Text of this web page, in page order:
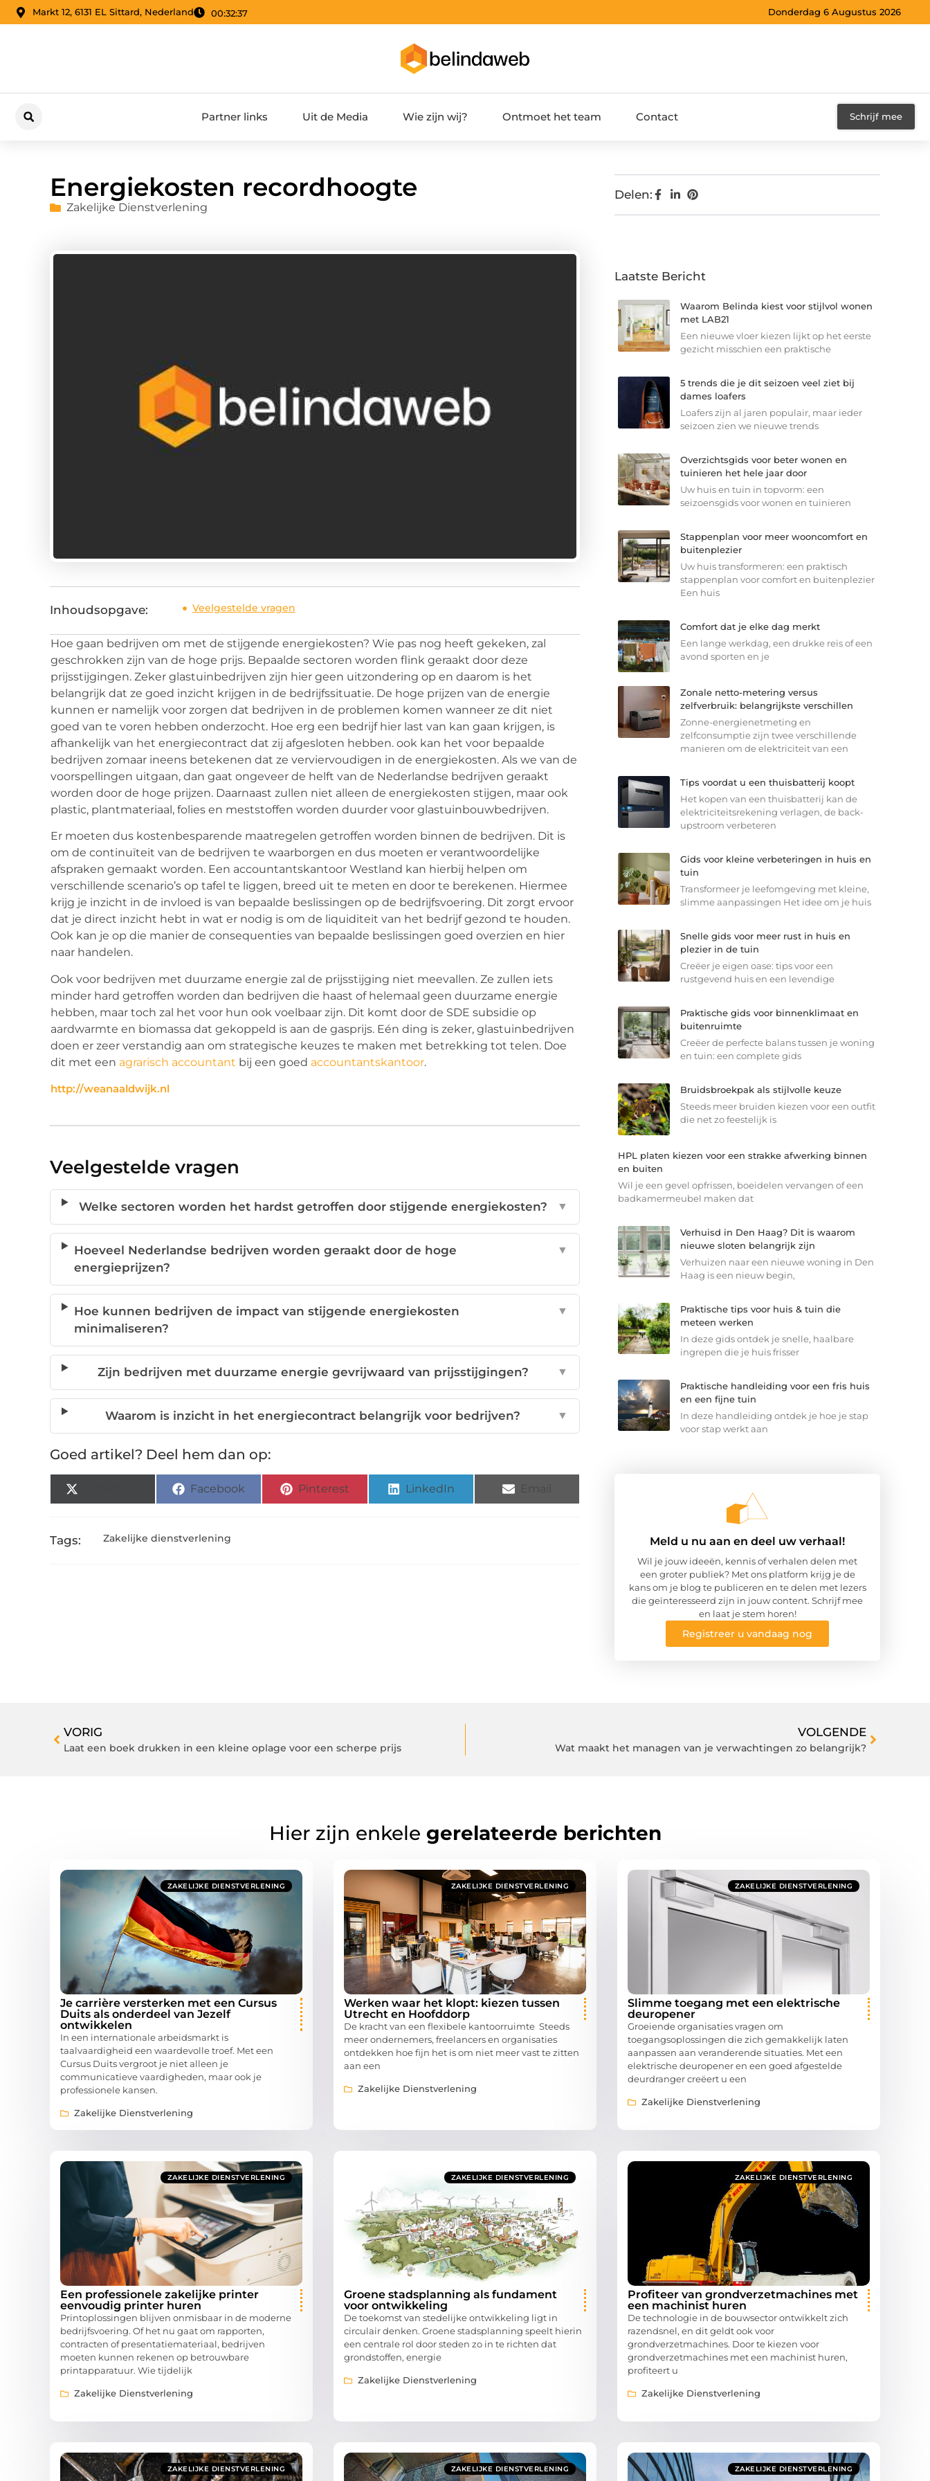
Markt 12, 6131 EL Sittard, Nederland 00:32:38 Donderdag 6 Augustus 2026
Partner links Uit de Media Wie zijn wij? Ontmoet het team Contact Schrijf mee
Energiekosten recordhoogte
Zakelijke Dienstverlening
Inhoudsopgave: Veelgestelde vragen
Hoe gaan bedrijven om met de stijgende energiekosten? Wie pas nog heeft gekeken, zal
geschrokken zijn van de hoge prijs. Bepaalde sectoren worden flink geraakt door deze
prijsstijgingen. Zeker glastuinbedrijven zijn hier geen uitzondering op en daarom is het
belangrijk dat ze goed inzicht krijgen in de bedrijfssituatie. De hoge prijzen van de energie
kunnen er namelijk voor zorgen dat bedrijven in de problemen komen wanneer ze dit niet
goed van te voren hebben onderzocht. Hoe erg een bedrijf hier last van kan gaan krijgen, is
afhankelijk van het energiecontract dat zij afgesloten hebben. ook kan het voor bepaalde
bedrijven zomaar ineens betekenen dat ze verviervoudigen in de energiekosten. Als we van de
voorspellingen uitgaan, dan gaat ongeveer de helft van de Nederlandse bedrijven geraakt
worden door de hoge prijzen. Daarnaast zullen niet alleen de energiekosten stijgen, maar ook
plastic, plantmateriaal, folies en meststoffen worden duurder voor glastuinbouwbedrijven.
Er moeten dus kostenbesparende maatregelen getroffen worden binnen de bedrijven. Dit is
om de continuïteit van de bedrijven te waarborgen en dus moeten er verantwoordelijke
afspraken gemaakt worden. Een accountantskantoor Westland kan hierbij helpen om
verschillende scenario’s op tafel te liggen, breed uit te meten en door te berekenen. Hiermee
krijg je inzicht in de invloed is van bepaalde beslissingen op de bedrijfsvoering. Dit zorgt ervoor
dat je direct inzicht hebt in wat er nodig is om de liquiditeit van het bedrijf gezond te houden.
Ook kan je op die manier de consequenties van bepaalde beslissingen goed overzien en hier
naar handelen.
Ook voor bedrijven met duurzame energie zal de prijsstijging niet meevallen. Ze zullen iets
minder hard getroffen worden dan bedrijven die haast of helemaal geen duurzame energie
hebben, maar toch zal het voor hun ook voelbaar zijn. Dit komt door de SDE subsidie op
aardwarmte en biomassa dat gekoppeld is aan de gasprijs. Eén ding is zeker, glastuinbedrijven
doen er zeer verstandig aan om strategische keuzes te maken met betrekking tot telen. Doe
dit met een agrarisch accountant bij een goed accountantskantoor.
http://weanaaldwijk.nl
Veelgestelde vragen
Welke sectoren worden het hardst getroffen door stijgende energiekosten? ▼
Hoeveel Nederlandse bedrijven worden geraakt door de hoge
energieprijzen?
▼
Hoe kunnen bedrijven de impact van stijgende energiekosten
minimaliseren?
▼
Zijn bedrijven met duurzame energie gevrijwaard van prijsstijgingen? ▼
Waarom is inzicht in het energiecontract belangrijk voor bedrijven? ▼
Goed artikel? Deel hem dan op:
Facebook Pinterest LinkedIn
Tags: Zakelijke dienstverlening
Delen:
Laatste Bericht
Waarom Belinda kiest voor stijlvol wonen
met LAB21
Een nieuwe vloer kiezen lijkt op het eerste
gezicht misschien een praktische
5 trends die je dit seizoen veel ziet bij
dames loafers
Loafers zijn al jaren populair, maar ieder
seizoen zien we nieuwe trends
Overzichtsgids voor beter wonen en
tuinieren het hele jaar door
Uw huis en tuin in topvorm: een
seizoensgids voor wonen en tuinieren
Stappenplan voor meer wooncomfort en
buitenplezier
Uw huis transformeren: een praktisch
stappenplan voor comfort en buitenplezier
Een huis
Comfort dat je elke dag merkt
Een lange werkdag, een drukke reis of een
avond sporten en je
Zonale netto-metering versus
zelfverbruik: belangrijkste verschillen
Zonne-energienetmeting en
zelfconsumptie zijn twee verschillende
manieren om de elektriciteit van een
Tips voordat u een thuisbatterij koopt
Het kopen van een thuisbatterij kan de
elektriciteitsrekening verlagen, de back-
upstroom verbeteren
Gids voor kleine verbeteringen in huis en
tuin
Transformeer je leefomgeving met kleine,
slimme aanpassingen Het idee om je huis
Snelle gids voor meer rust in huis en
plezier in de tuin
Creëer je eigen oase: tips voor een
rustgevend huis en een levendige
Praktische gids voor binnenklimaat en
buitenruimte
Creëer de perfecte balans tussen je woning
en tuin: een complete gids
Bruidsbroekpak als stijlvolle keuze
Steeds meer bruiden kiezen voor een outfit
die net zo feestelijk is
HPL platen kiezen voor een strakke afwerking binnen
en buiten
Wil je een gevel opfrissen, boeidelen vervangen of een
badkamermeubel maken dat
Verhuisd in Den Haag? Dit is waarom
nieuwe sloten belangrijk zijn
Verhuizen naar een nieuwe woning in Den
Haag is een nieuw begin,
Praktische tips voor huis & tuin die
meteen werken
In deze gids ontdek je snelle, haalbare
ingrepen die je huis frisser
Praktische handleiding voor een fris huis
en een fijne tuin
In deze handleiding ontdek je hoe je stap
voor stap werkt aan
Meld u nu aan en deel uw verhaal!
Wil je jouw ideeën, kennis of verhalen delen met
een groter publiek? Met ons platform krijg je de
kans om je blog te publiceren en te delen met lezers
die geïnteresseerd zijn in jouw content. Schrijf mee
en laat je stem horen!
Registreer u vandaag nog
VORIG
Laat een boek drukken in een kleine oplage voor een scherpe prijs
VOLGENDE
Wat maakt het managen van je verwachtingen zo belangrijk?
Hier zijn enkele gerelateerde berichten
ZAKELIJKE DIENSTVERLENING
Je carrière versterken met een Cursus
Duits als onderdeel van Jezelf
ontwikkelen
In een internationale arbeidsmarkt is
taalvaardigheid een waardevolle troef. Met een
Cursus Duits vergroot je niet alleen je
communicatieve vaardigheden, maar ook je
professionele kansen.
Zakelijke Dienstverlening
ZAKELIJKE DIENSTVERLENING
Werken waar het klopt: kiezen tussen
Utrecht en Hoofddorp
De kracht van een flexibele kantoorruimte Steeds
meer ondernemers, freelancers en organisaties
ontdekken hoe fijn het is om niet meer vast te zitten
aan een
Zakelijke Dienstverlening
ZAKELIJKE DIENSTVERLENING
Slimme toegang met een elektrische
deuropener
Groeiende organisaties vragen om
toegangsoplossingen die zich gemakkelijk laten
aanpassen aan veranderende situaties. Met een
elektrische deuropener en een goed afgestelde
deurdranger creëert u een
Zakelijke Dienstverlening
ZAKELIJKE DIENSTVERLENING
Een professionele zakelijke printer
eenvoudig printer huren
Printoplossingen blijven onmisbaar in de moderne
bedrijfsvoering. Of het nu gaat om rapporten,
contracten of presentatiemateriaal, bedrijven
moeten kunnen rekenen op betrouwbare
printapparatuur. Wie tijdelijk
Zakelijke Dienstverlening
ZAKELIJKE DIENSTVERLENING
Groene stadsplanning als fundament
voor ontwikkeling
De toekomst van stedelijke ontwikkeling ligt in
circulair denken. Groene stadsplanning speelt hierin
een centrale rol door steden zo in te richten dat
grondstoffen, energie
Zakelijke Dienstverlening
ZAKELIJKE DIENSTVERLENING
Profiteer van grondverzetmachines met
een machinist huren
De technologie in de bouwsector ontwikkelt zich
razendsnel, en dit geldt ook voor
grondverzetmachines. Door te kiezen voor
grondverzetmachines met een machinist huren,
profiteert u
Zakelijke Dienstverlening
ZAKELIJKE DIENSTVERLENING ZAKELIJKE DIENSTVERLENING ZAKELIJKE DIENSTVERLENING